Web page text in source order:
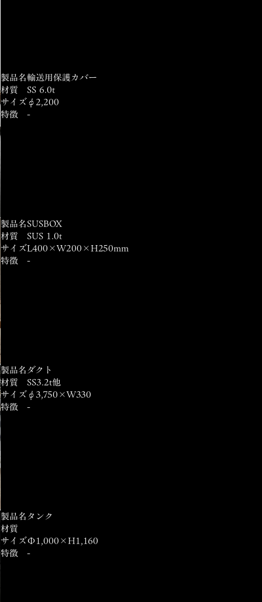
製品名輸送用保護カバー
材質 SS 6.0t
サイズφ2,200
特徴 -
製品名SUSBOX
材質 SUS 1.0t
サイズL400×W200×H250mm
特徴 -
製品名ダクト
材質 SS3.2t他
サイズφ3,750×W330
特徴 -
製品名タンク
材質
サイズΦ1,000×H1,160
特徴 -